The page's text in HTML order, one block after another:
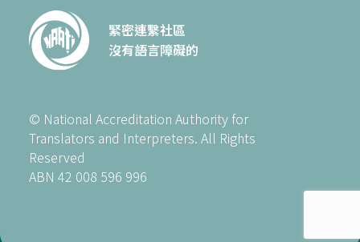
緊密連繫社區
沒有語言障礙的
© National Accreditation Authority for
Translators and Interpreters. All Rights
Reserved
ABN 42 008 596 996